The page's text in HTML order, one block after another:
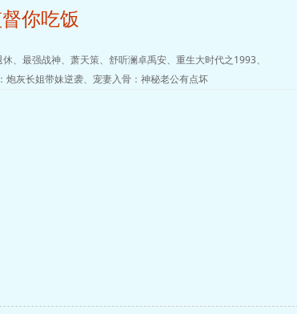
你吃饭
休、 最强战神、 萧天策、 舒听澜卓禹安、 重生大时代之1993、
炮灰长姐带妹逆袭、 宠妻入骨：神秘老公有点坏